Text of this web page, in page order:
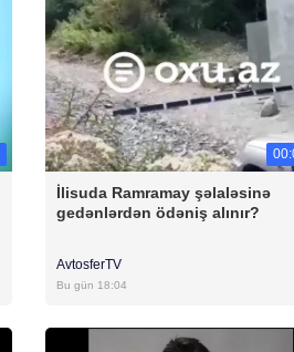
İlisuda Ramramay şəlaləsinə
gedənlərdən ödəniş alınır?
AvtosferTV
Bu gün 18:04